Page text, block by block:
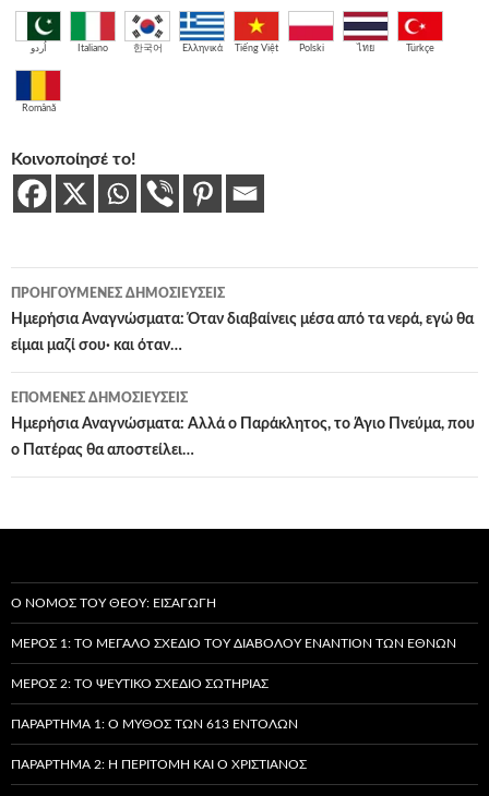
اُردو Italiano 한국어 Ελληνικά Tiếng Việt Polski ไทย Türkçe
Română
Κοινοποίησέ το!
Πλοήγηση
άρθρων
ΠΡΟΗΓΟΎΜΕΝΕΣ ΔΗΜΟΣΙΕΎΣΕΙΣ
Ημερήσια Αναγνώσματα: Όταν διαβαίνεις μέσα από τα νερά, εγώ θα
είμαι μαζί σου· και όταν…
ΕΠΌΜΕΝΕΣ ΔΗΜΟΣΙΕΎΣΕΙΣ
Ημερήσια Αναγνώσματα: Αλλά ο Παράκλητος, το Άγιο Πνεύμα, που
ο Πατέρας θα αποστείλει…
Ο ΝΌΜΟΣ ΤΟΥ ΘΕΟΎ: ΕΙΣΑΓΩΓΉ
ΜΈΡΟΣ 1: ΤΟ ΜΕΓΆΛΟ ΣΧΈΔΙΟ ΤΟΥ ΔΙΑΒΌΛΟΥ ΕΝΑΝΤΊΟΝ ΤΩΝ ΕΘΝΏΝ
ΜΈΡΟΣ 2: ΤΟ ΨΕΎΤΙΚΟ ΣΧΈΔΙΟ ΣΩΤΗΡΊΑΣ
ΠΑΡΆΡΤΗΜΑ 1: Ο ΜΎΘΟΣ ΤΩΝ 613 ΕΝΤΟΛΏΝ
ΠΑΡΆΡΤΗΜΑ 2: Η ΠΕΡΙΤΟΜΉ ΚΑΙ Ο ΧΡΙΣΤΙΑΝΌΣ